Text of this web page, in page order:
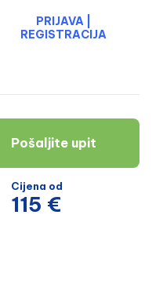
PRIJAVA
REGISTRACIJA
Pošaljite upit
Cijena od
115 €